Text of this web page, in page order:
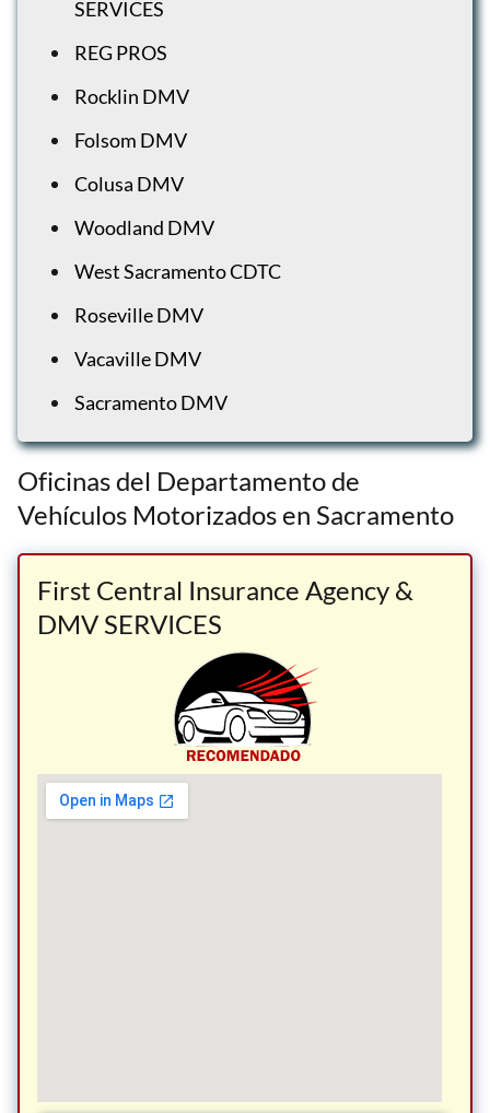
SERVICES
REG PROS
Rocklin DMV
Folsom DMV
Colusa DMV
Woodland DMV
West Sacramento CDTC
Roseville DMV
Vacaville DMV
Sacramento DMV
Oficinas del Departamento de
Vehículos Motorizados en Sacramento
First Central Insurance Agency &
DMV SERVICES